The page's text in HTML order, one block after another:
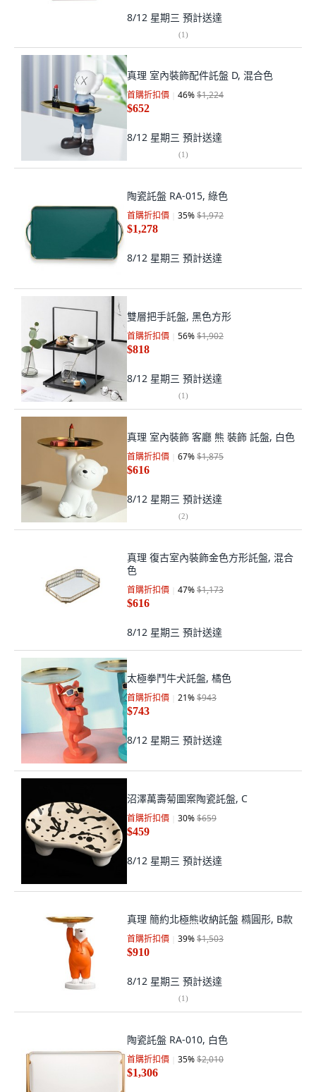
8/12 星期三 預計送達
(1)
真理 室內裝飾配件託盤 D, 混合色
首購折扣價 46%$1,224
$652
8/12 星期三 預計送達
(1)
陶瓷託盤 RA-015, 綠色
首購折扣價 35%$1,972
$1,278
8/12 星期三 預計送達
雙層把手託盤, 黑色方形
首購折扣價 56%$1,902
$818
8/12 星期三 預計送達
(1)
真理 室內裝飾 客廳 熊 裝飾 託盤, 白色
首購折扣價 67%$1,875
$616
8/12 星期三 預計送達
(2)
真理 復古室內裝飾金色方形託盤, 混合
色
首購折扣價 47%$1,173
$616
8/12 星期三 預計送達
太極拳鬥牛犬託盤, 橘色
首購折扣價 21%$943
$743
8/12 星期三 預計送達
沼澤萬壽菊圖案陶瓷託盤, C
首購折扣價 30%$659
$459
8/12 星期三 預計送達
真理 簡約北極熊收納託盤 橢圓形, B款
首購折扣價 39%$1,503
$910
8/12 星期三 預計送達
(1)
陶瓷託盤 RA-010, 白色
首購折扣價 35%$2,010
$1,306